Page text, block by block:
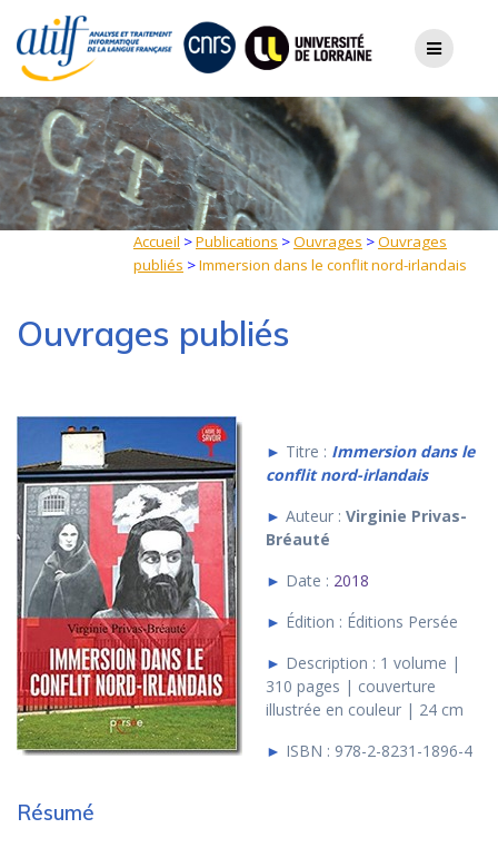
content
Accueil >Publications >Ouvrages >Ouvrages
publiés >Immersion dans le conflit nord-irlandais
Ouvrages publiés
► Titre : Immersion dans le
conflit nord-irlandais
► Auteur : Virginie Privas-
Bréauté
► Date : 2018
► Édition : Éditions Persée
► Description : 1 volume |
310 pages | couverture
illustrée en couleur | 24 cm
► ISBN : 978-2-8231-1896-4
Résumé